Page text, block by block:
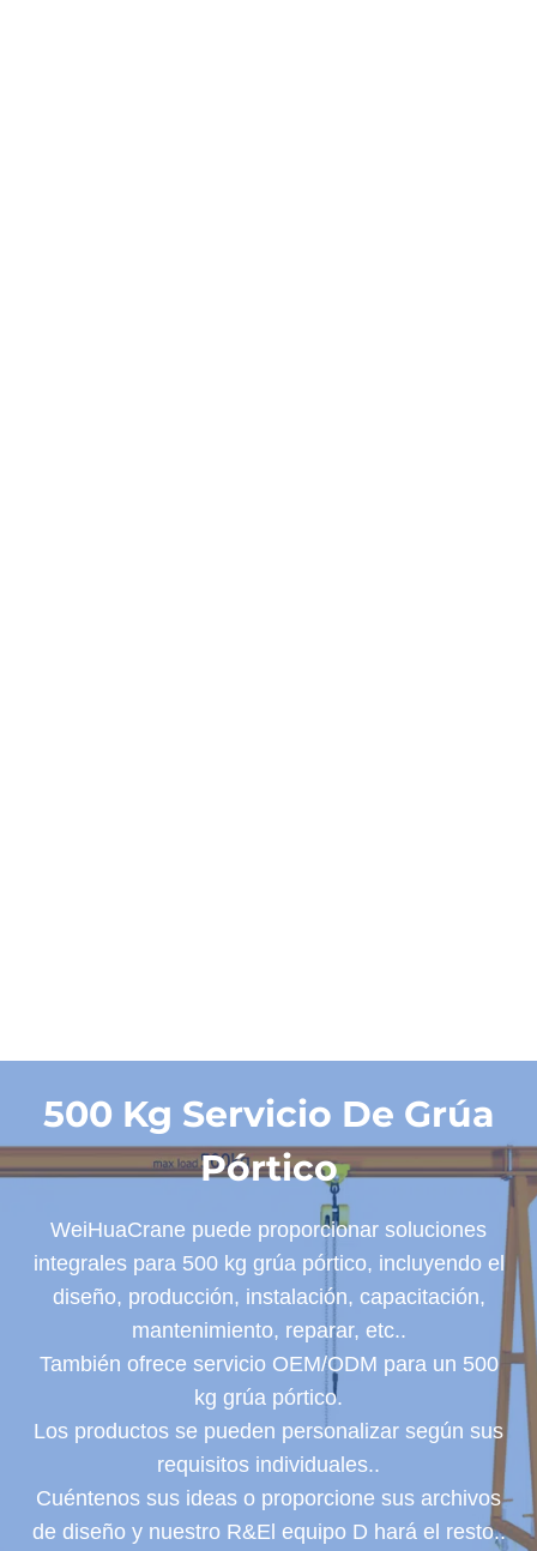
500 Kg Servicio De Grúa
Pórtico
WeiHuaCrane puede proporcionar soluciones
integrales para 500 kg grúa pórtico, incluyendo el
diseño, producción, instalación, capacitación,
mantenimiento, reparar, etc..
También ofrece servicio OEM/ODM para un 500
kg grúa pórtico.
Los productos se pueden personalizar según sus
requisitos individuales..
Cuéntenos sus ideas o proporcione sus archivos
de diseño y nuestro R&El equipo D hará el resto..